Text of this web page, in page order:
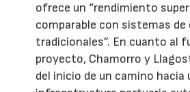
ofrece un “rendimiento
comparable con sistemas de
tradicionales”. En cuanto al
proyecto, Chamorro y
del inicio de un camino hacia